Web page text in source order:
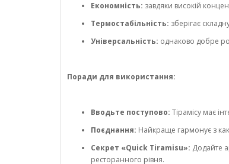
Економність: завдяки високій
Термостабільність: зберігає
Універсальність: однаково добре
Поради для використання:
Вводьте поступово: Тірамісу має
Поєднання: Найкраще гармонує з
Секрет «Quick Tiramisu»: Додайте
ресторанного рівня.